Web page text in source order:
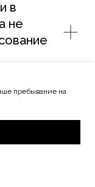
в
не
с
на
пребывание на